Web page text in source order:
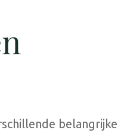
belangrijke